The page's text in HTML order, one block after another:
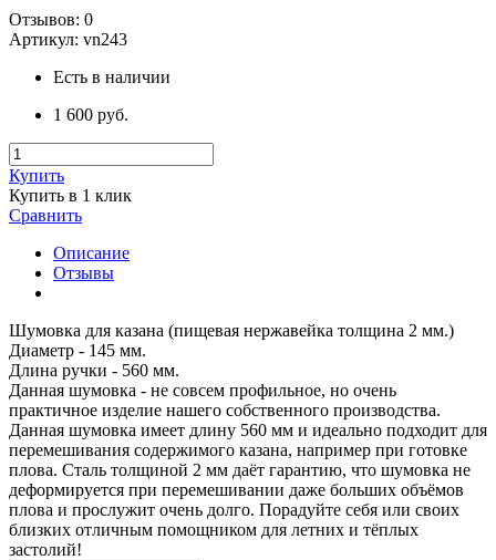
Отзывов: 0
Артикул: vn243
Есть в наличии
1 600 руб.
Купить
Купить в 1 клик
Сравнить
Описание
Отзывы
Шумовка для казана (пищевая нержавейка толщина 2 мм.)
Диаметр - 145 мм.
Длина ручки - 560 мм.
Данная шумовка - не совсем профильное, но очень
практичное изделие нашего собственного производства.
Данная шумовка имеет длину 560 мм и идеально подходит для
перемешивания содержимого казана, например при готовке
плова. Сталь толщиной 2 мм даёт гарантию, что шумовка не
деформируется при перемешивании даже больших объёмов
плова и прослужит очень долго. Порадуйте себя или своих
близких отличным помощником для летних и тёплых
застолий!